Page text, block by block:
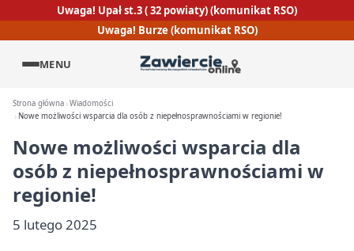
Uwaga! Upał st.3 ( 32 powiaty) (komunikat RSO)
Uwaga! Burze (komunikat RSO)
MENU
Strona główna Wiadomości
Nowe możliwości wsparcia dla osób z niepełnosprawnościami w regionie!
Nowe możliwości wsparcia dla
osób z niepełnosprawnościami w
regionie!
5 lutego 2025